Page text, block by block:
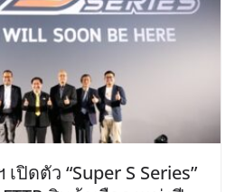
ปิดตัว “Super S Series”